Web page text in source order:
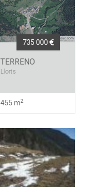
735 000
TERRENO
Llorts
455 m2